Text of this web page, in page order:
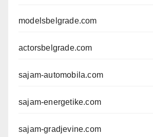
modelsbelgrade.com
actorsbelgrade.com
sajam-automobila.com
sajam-energetike.com
sajam-gradjevine.com